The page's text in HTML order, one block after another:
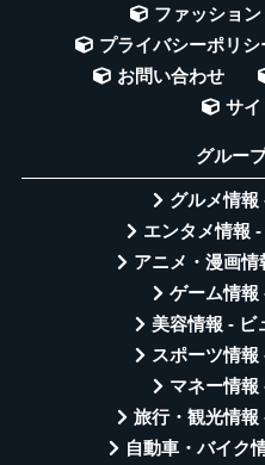
ファッショ
プライバシーポリシ
お問い合わせ
サイ
グルー
グルメ情報
エンタメ情報
アニメ・漫画情
ゲーム情報
美容情報 - ビ
スポーツ情報
マネー情報
旅行・観光情報
自動車・バイク